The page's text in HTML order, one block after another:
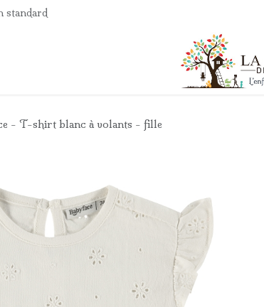
standard
Contact
- T-shirt blanc à volants - fille